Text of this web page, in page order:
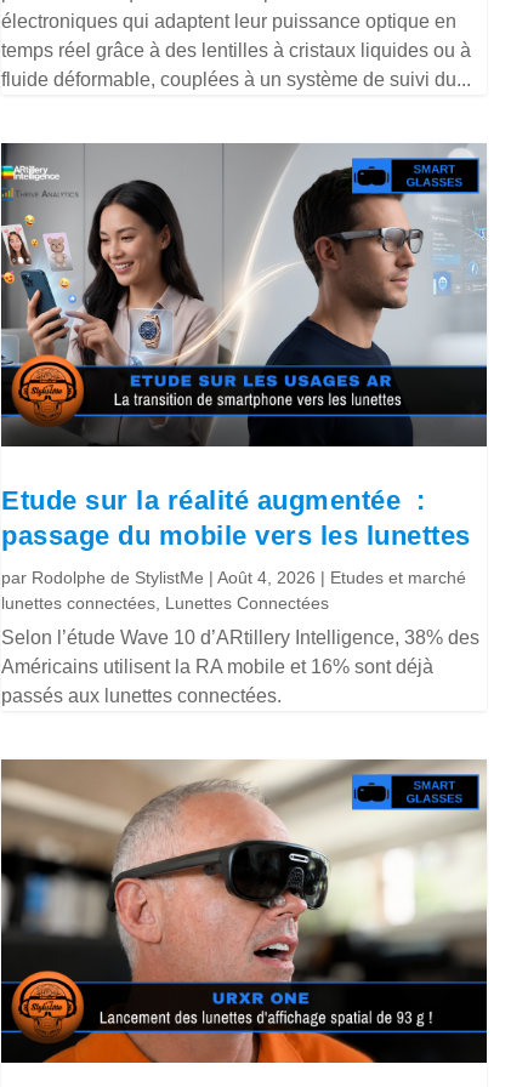
électroniques qui adaptent leur puissance optique en
temps réel grâce à des lentilles à cristaux liquides ou à
fluide déformable, couplées à un système de suivi du...
Etude sur la réalité augmentée :
passage du mobile vers les lunettes
par Rodolphe de StylistMe |Août 4, 2026 | Etudes et marché
lunettes connectées Lunettes Connectées
Selon l’étude Wave 10 d’ARtillery Intelligence, 38% des
Américains utilisent la RA mobile et 16% sont déjà
passés aux lunettes connectées.